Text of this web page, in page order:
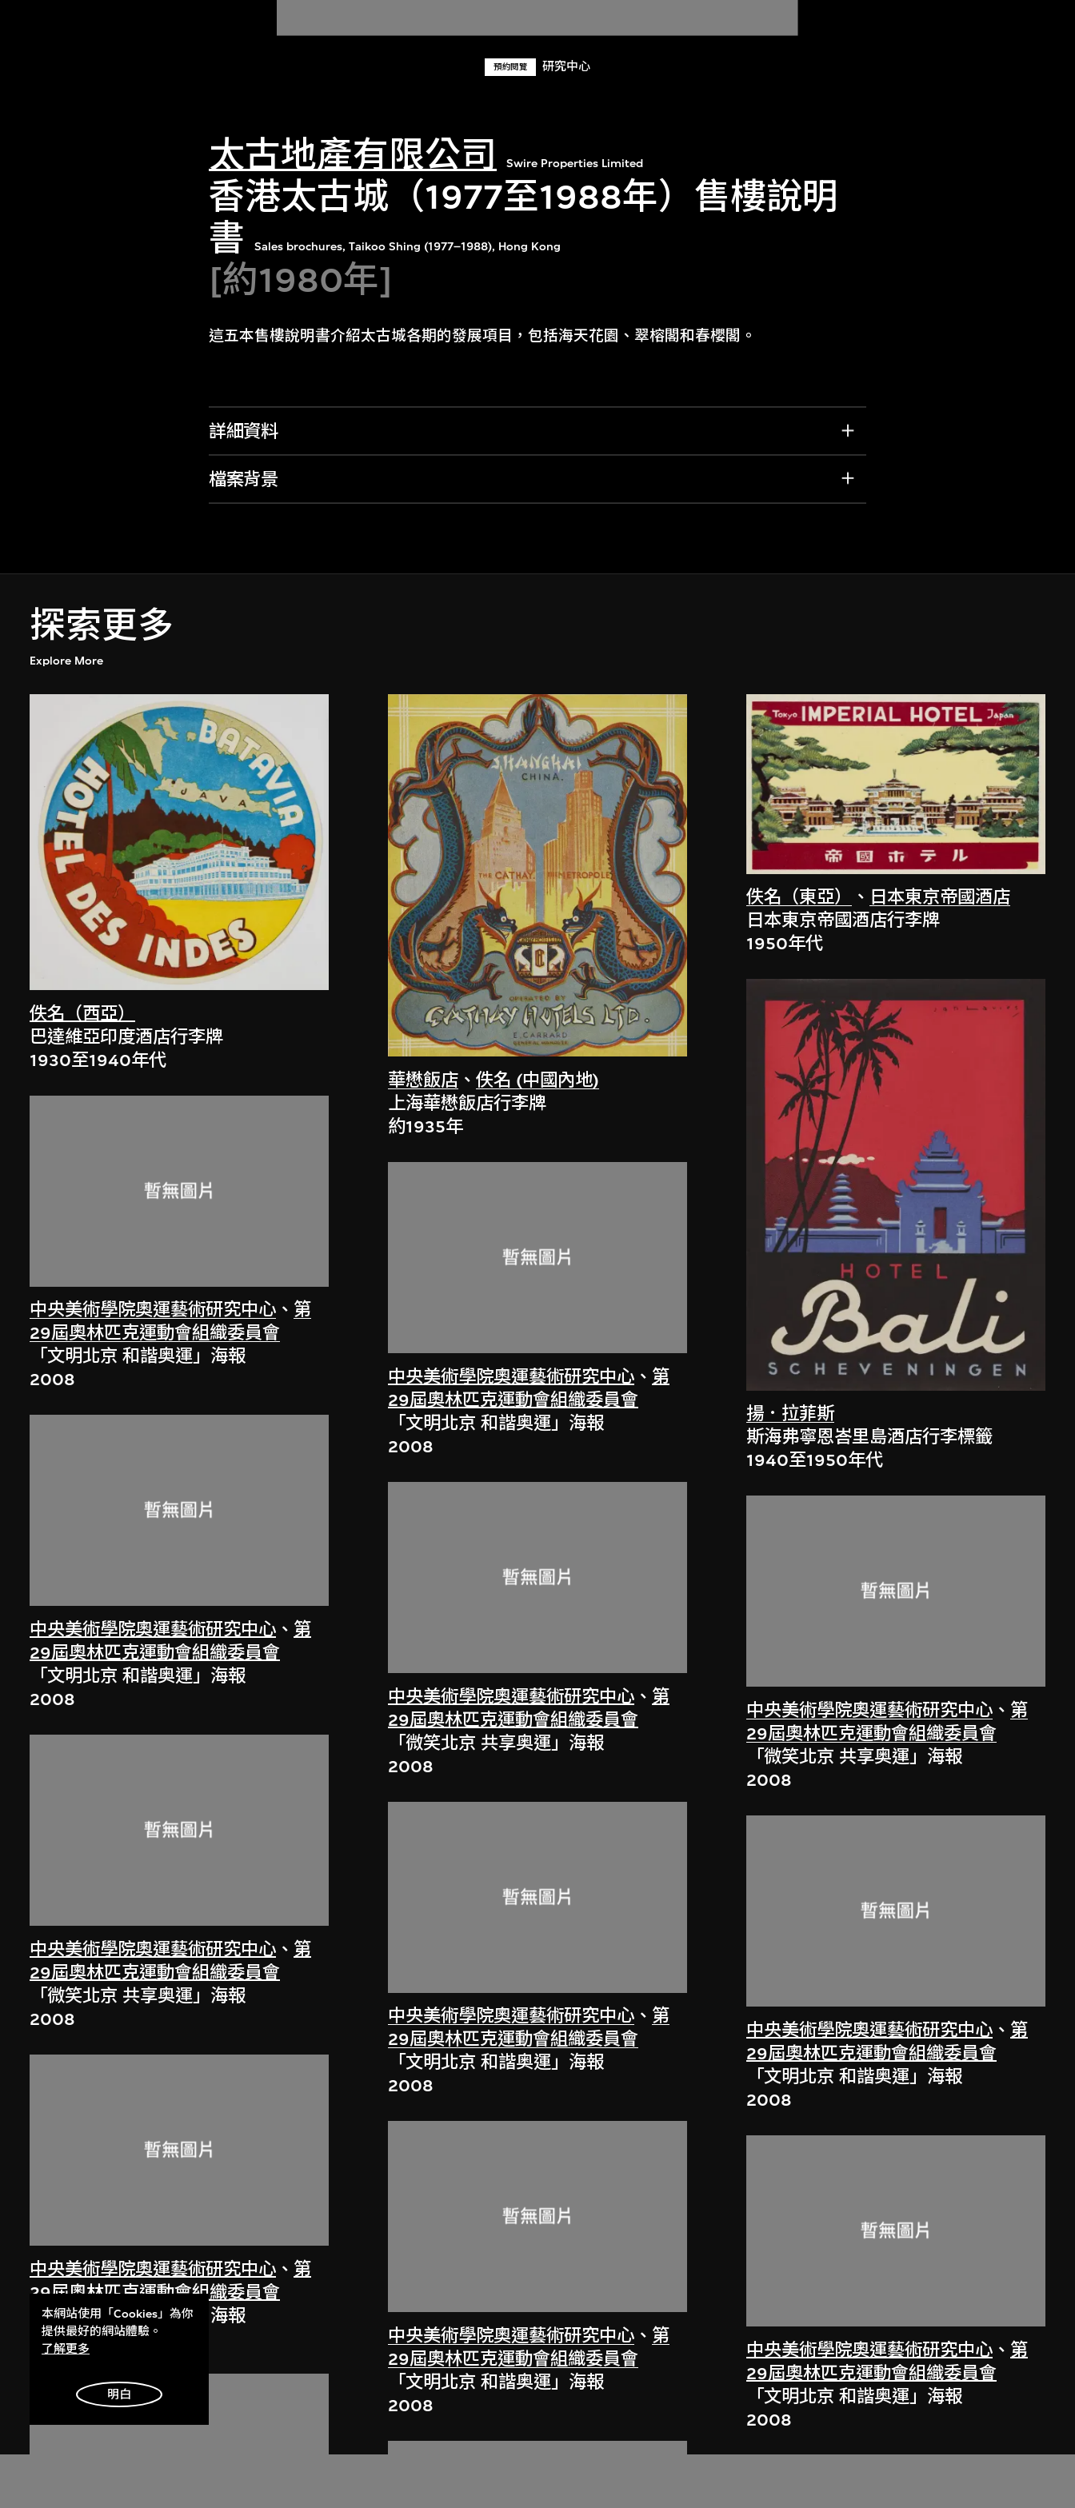
預約閱覽 研究中心
太古地產有限公司 Swire Properties Limited
香港太古城（1977至1988年）售樓說明
書
Sales brochures, Taikoo Shing (1977–1988), Hong Kong
[約1980年]
這五本售樓說明書介紹太古城各期的發展項目，包括海天花園、翠榕閣和春櫻閣。
詳細資料
檔案背景
探索更多
Explore More
佚名（西亞）
巴達維亞印度酒店行李牌
1930至1940年代
中央美術學院奧運藝術研究中心 、 第
29屆奧林匹克運動會組織委員會
「文明北京 和諧奥運」海報
2008
中央美術學院奧運藝術研究中心 、 第
29屆奧林匹克運動會組織委員會
「文明北京 和諧奥運」海報
2008
中央美術學院奧運藝術研究中心 、 第
29屆奧林匹克運動會組織委員會
「微笑北京 共享奥運」海報
2008
中央美術學院奧運藝術研究中心 、 第
29屆奧林匹克運動會組織委員會
「文明北京 和諧奥運」海報
2008
華懋飯店 、佚名 (中國內地)
上海華懋飯店行李牌
約1935年
中央美術學院奧運藝術研究中心 、 第
29屆奧林匹克運動會組織委員會
「文明北京 和諧奥運」海報
2008
中央美術學院奧運藝術研究中心 、 第
29屆奧林匹克運動會組織委員會
「微笑北京 共享奥運」海報
2008
中央美術學院奧運藝術研究中心 、 第
29屆奧林匹克運動會組織委員會
「文明北京 和諧奥運」海報
2008
中央美術學院奧運藝術研究中心 、 第
29屆奧林匹克運動會組織委員會
「文明北京 和諧奥運」海報
2008
佚名（東亞） 、 日本東京帝國酒店
日本東京帝國酒店行李牌
1950年代
揚．拉菲斯
斯海弗寧恩峇里島酒店行李標籤
1940至1950年代
中央美術學院奧運藝術研究中心 、 第
29屆奧林匹克運動會組織委員會
「微笑北京 共享奥運」海報
2008
中央美術學院奧運藝術研究中心 、 第
29屆奧林匹克運動會組織委員會
「文明北京 和諧奥運」海報
2008
中央美術學院奧運藝術研究中心 、 第
29屆奧林匹克運動會組織委員會
「文明北京 和諧奥運」海報
2008
本網站使用「Cookies」為你
提供最好的網站體驗。
了解更多
明白